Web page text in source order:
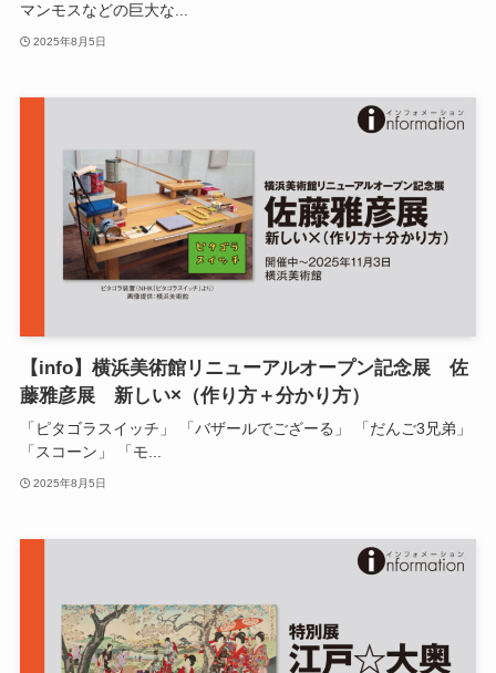
マンモスなどの巨大な...
2025年8月5日
【info】横浜美術館リニューアルオープン記念展 佐
藤雅彦展 新しい×（作り方＋分かり方）
「ピタゴラスイッチ」 「バザールでござーる」 「だんご3兄弟」
「スコーン」 「モ...
2025年8月5日